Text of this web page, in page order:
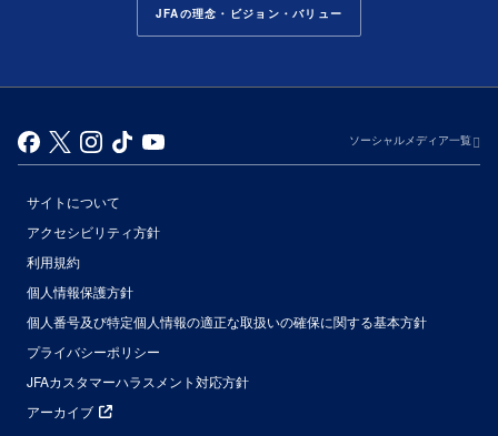
JFAの理念・ビジョン・バリュー
ソーシャルメディア一覧
サイトについて
アクセシビリティ方針
利用規約
個人情報保護方針
個人番号及び特定個人情報の適正な取扱いの確保に関する基本方針
プライバシーポリシー
JFAカスタマーハラスメント対応方針
アーカイブ